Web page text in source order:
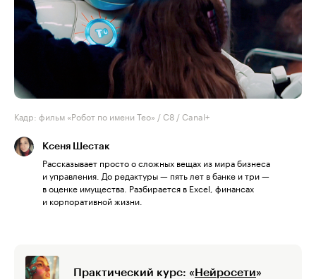
Кадр: фильм «Робот по имени Тео» / C8 / Canal+
Ксеня Шестак
Рассказывает просто о сложных вещах из мира бизнеса
и управления. До редактуры — пять лет в банке и три —
в оценке имущества. Разбирается в Excel, финансах
и корпоративной жизни.
Практический курс: « Нейросети»